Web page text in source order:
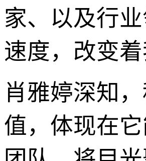
家、以及行
速度，改变
肖雅婷深知
值，体现在